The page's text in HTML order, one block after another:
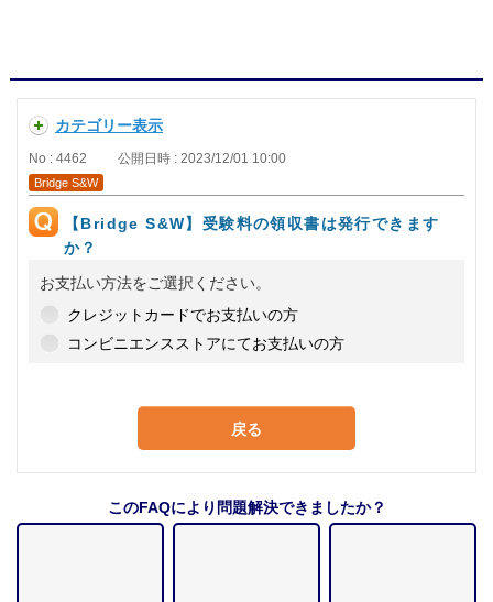
カテゴリー表示
No : 4462 公開日時 : 2023/12/01 10:00
Bridge S&W
【Bridge S&W】受験料の領収書は発行できます
か？
お支払い方法をご選択ください。
クレジットカードでお支払いの方
コンビニエンスストアにてお支払いの方
戻る
このFAQにより問題解決できましたか？